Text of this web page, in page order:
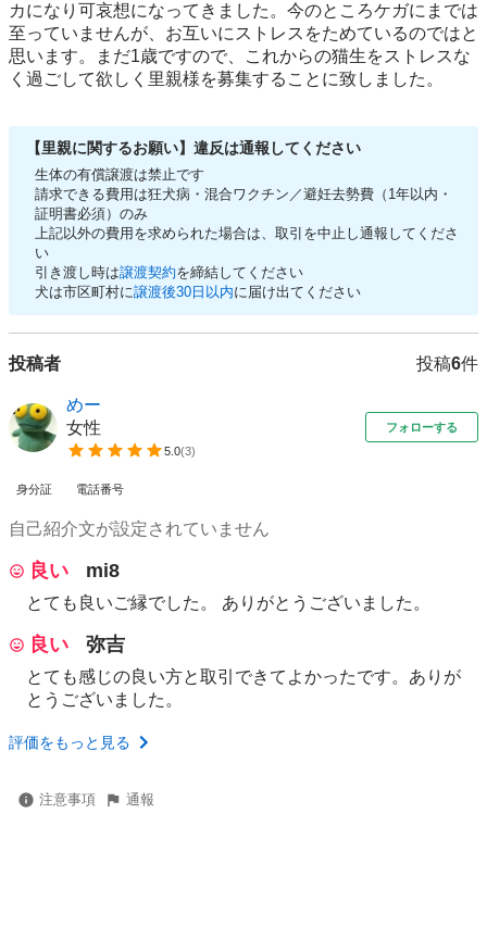
カになり可哀想になってきました。今のところケガにまでは
至っていませんが、お互いにストレスをためているのではと
思います。まだ1歳ですので、これからの猫生をストレスな
【里親に関するお願い】違反は通報してください
生体の有償譲渡は禁止です
請求できる費用は狂犬病・混合ワクチン／避妊去勢費（1年以内・
証明書必須）のみ
上記以外の費用を求められた場合は、取引を中止し通報してくださ
い
引き渡し時は譲渡契約を締結してください
犬は市区町村に譲渡後30日以内に届け出てください
投稿者 投稿6件
めー
女性
5.0(3)
フォローする
身分証 電話番号
自己紹介文が設定されていません
良い mi8
とても良いご縁でした。 ありがとうございました。
良い 弥吉
とても感じの良い方と取引できてよかったです。ありが
とうございました。
評価をもっと見る
注意事項 通報